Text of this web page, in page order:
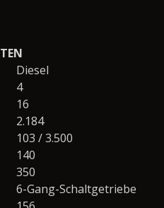
Diesel
4
16
2.184
103 / 3.500
140
350
6-Gang-Schaltgetriebe